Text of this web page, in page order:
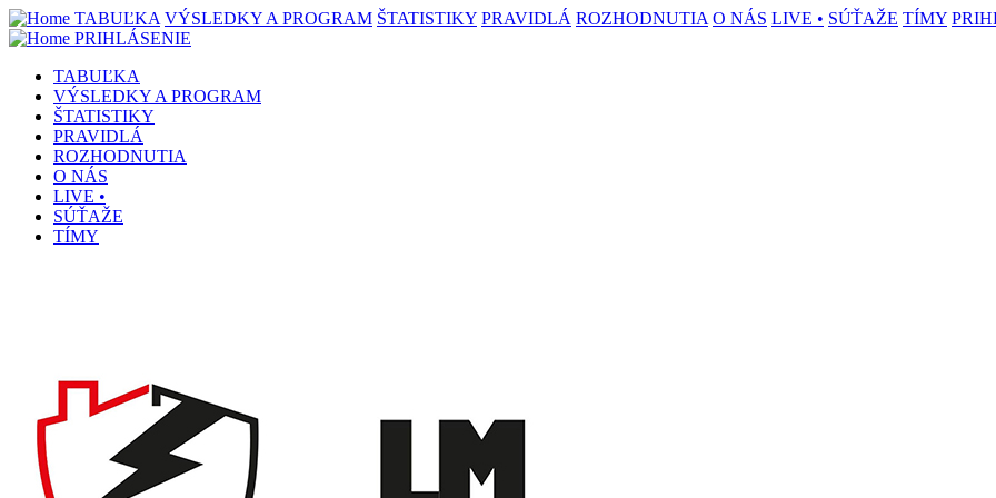
TABUĽKA VÝSLEDKY A PROGRAM ŠTATISTIKY PRAVIDLÁ ROZHODNUTIA O NÁS LIVE • SÚŤAŽE TÍMY
PRIHLÁSENIE
TABUĽKA
VÝSLEDKY A PROGRAM
ŠTATISTIKY
PRAVIDLÁ
ROZHODNUTIA
O NÁS
LIVE •
SÚŤAŽE
TÍMY